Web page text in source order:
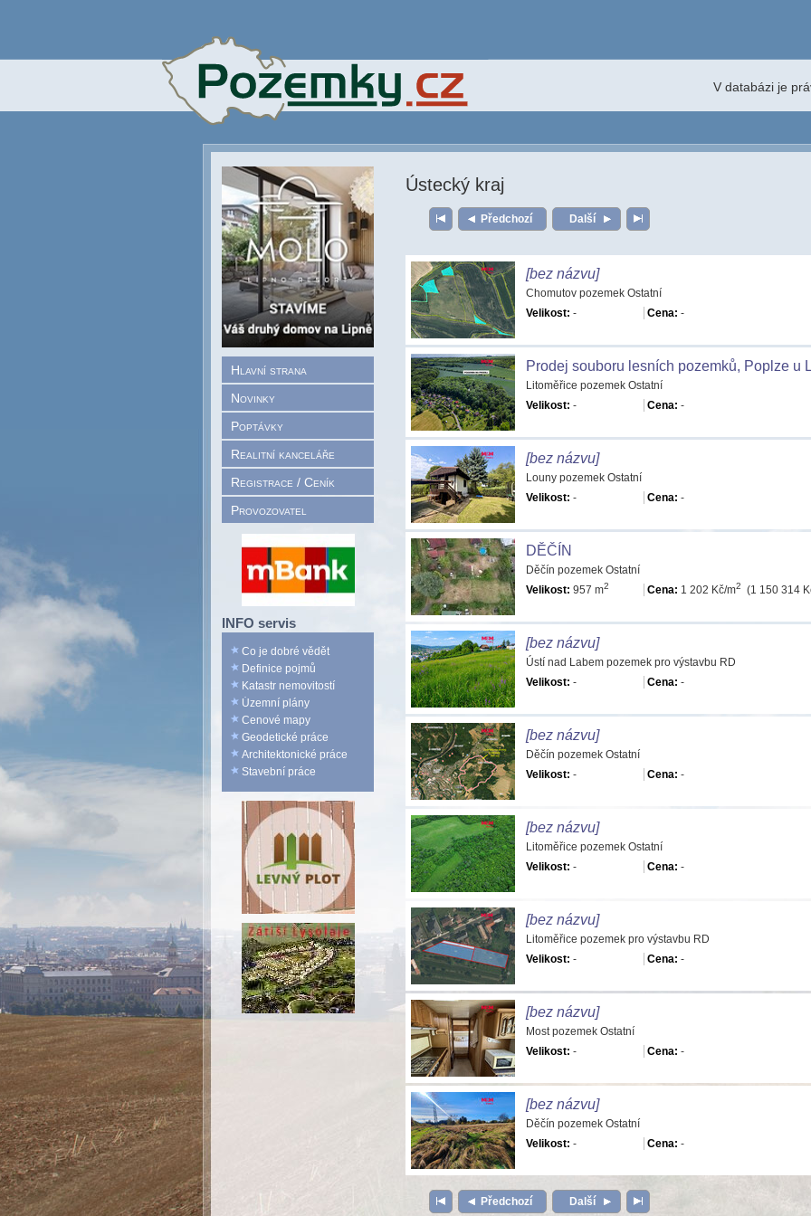
Hlavní strana
Novinky
Poptávky
Realitní kanceláře
Registrace / Ceník
Provozovatel
INFO servis
Co je dobré vědět
Definice pojmů
Katastr nemovitostí
Územní plány
Cenové mapy
Geodetické práce
Architektonické práce
Stavební práce
V databázi je
Ústecký kraj
Předchozí Další
[bez názvu]
Chomutov pozemek Ostatní
Velikost: - Cena: -
Prodej souboru lesních pozemků, Poplze u
Litoměřice pozemek Ostatní
Velikost: - Cena: -
[bez názvu]
Louny pozemek Ostatní
Velikost: - Cena: -
DĚČÍN
Děčín pozemek Ostatní
Velikost: 957 m2 Cena: 1 202 Kč/m2 (1 150 314
[bez názvu]
Ústí nad Labem pozemek pro výstavbu RD
Velikost: - Cena: -
[bez názvu]
Děčín pozemek Ostatní
Velikost: - Cena: -
[bez názvu]
Litoměřice pozemek Ostatní
Velikost: - Cena: -
[bez názvu]
Litoměřice pozemek pro výstavbu RD
Velikost: - Cena: -
[bez názvu]
Most pozemek Ostatní
Velikost: - Cena: -
[bez názvu]
Děčín pozemek Ostatní
Velikost: - Cena: -
Předchozí Další